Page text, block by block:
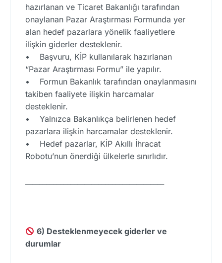
hazırlanan ve Ticaret Bakanlığı tarafından
onaylanan Pazar Araştırması Formunda yer
alan hedef pazarlara yönelik faaliyetlere
ilişkin giderler desteklenir.
• Başvuru, KİP kullanılarak hazırlanan
“Pazar Araştırması Formu” ile yapılır.
• Formun Bakanlık tarafından onaylanmasını
takiben faaliyete ilişkin harcamalar
desteklenir.
• Yalnızca Bakanlıkça belirlenen hedef
pazarlara ilişkin harcamalar desteklenir.
• Hedef pazarlar, KİP Akıllı İhracat
Robotu’nun önerdiği ülkelerle sınırlıdır.
6) Desteklenmeyecek giderler ve
durumlar